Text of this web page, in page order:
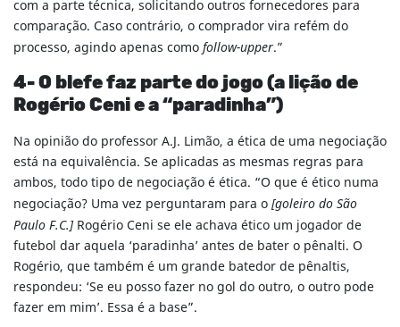
com a parte técnica, solicitando outros fornecedores para
comparação. Caso contrário, o comprador vira refém do
processo, agindo apenas comofollow-upper.”
4- O blefe faz parte do jogo (a lição de
Rogério Ceni e a “paradinha”)
Na opinião do professor A.J. Limão, a ética de uma negociação
está na equivalência. Se aplicadas as mesmas regras para
ambos, todo tipo de negociação é ética. “O que é ético numa
negociação? Uma vez perguntaram para o [goleiro do São
Paulo F.C.] Rogério Ceni se ele achava ético um jogador de
futebol dar aquela ‘paradinha’ antes de bater o pênalti. O
Rogério, que também é um grande batedor de pênaltis,
respondeu: ‘Se eu posso fazer no gol do outro, o outro pode
fazer em mim’. Essa é a base”.